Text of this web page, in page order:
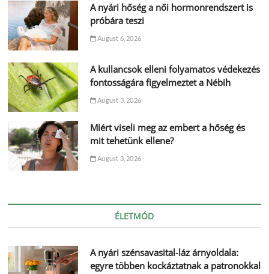
A nyári hőség a női hormonrendszert is
próbára teszi
August 6, 2026
A kullancsok elleni folyamatos védekezés
fontosságára figyelmeztet a Nébih
August 3, 2026
Miért viseli meg az embert a hőség és
mit tehetünk ellene?
August 3, 2026
ÉLETMÓD
A nyári szénsavasital-láz árnyoldala:
egyre többen kockáztatnak a patronokkal